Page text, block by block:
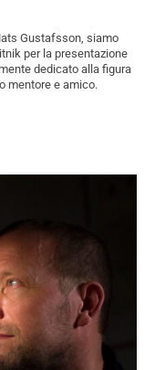
Gustafsson, siamo
per la presentazione
dedicato alla figura
mentore e amico.